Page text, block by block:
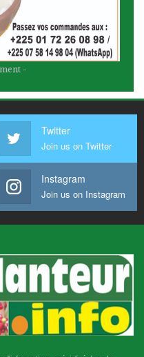
-
Twitter
Join us on Twitter
Instagram
Join us on Instagram